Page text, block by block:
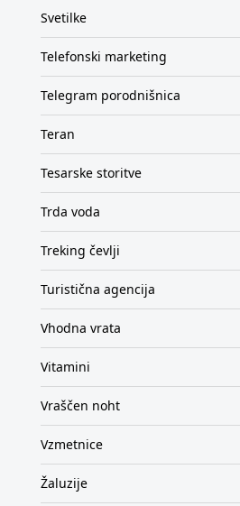
Svetilke
Telefonski marketing
Telegram porodnišnica
Teran
Tesarske storitve
Trda voda
Treking čevlji
Turistična agencija
Vhodna vrata
Vitamini
Vraščen noht
Vzmetnice
Žaluzije